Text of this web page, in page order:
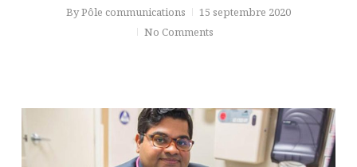
ByPôle communications
15 septembre 2020
No Comments